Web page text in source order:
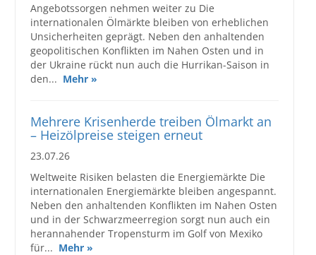
Angebotssorgen nehmen weiter zu Die
internationalen Ölmärkte bleiben von erheblichen
Unsicherheiten geprägt. Neben den anhaltenden
geopolitischen Konflikten im Nahen Osten und in
der Ukraine rückt nun auch die Hurrikan-Saison in
den... Mehr »
Mehrere Krisenherde treiben Ölmarkt an
– Heizölpreise steigen erneut
23.07.26
Weltweite Risiken belasten die Energiemärkte Die
internationalen Energiemärkte bleiben angespannt.
Neben den anhaltenden Konflikten im Nahen Osten
und in der Schwarzmeerregion sorgt nun auch ein
herannahender Tropensturm im Golf von Mexiko
für... Mehr »